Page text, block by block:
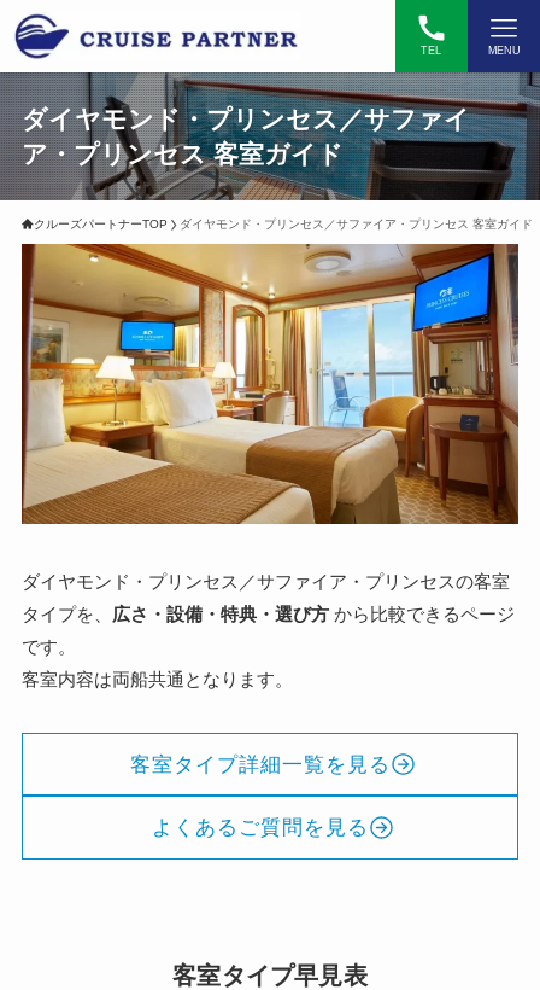
TEL MENU
ダイヤモンド・プリンセス／サファイ
ア・プリンセス 客室ガイド
クルーズパートナーTOP ダイヤモンド・プリンセス／サファイア・プリンセス 客室ガイド
ダイヤモンド・プリンセス／サファイア・プリンセスの客室
タイプを、 広さ・設備・特典・選び方から比較できるページ
です。
客室内容は両船共通となります。
客室タイプ詳細一覧を見る
よくあるご質問を見る
客室タイプ早見表